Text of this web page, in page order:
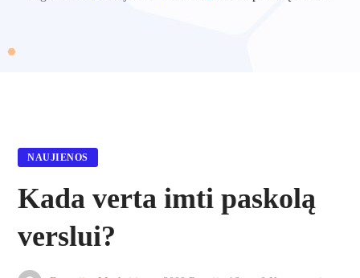
NAUJIENOS
Kada verta imti paskolą
verslui?